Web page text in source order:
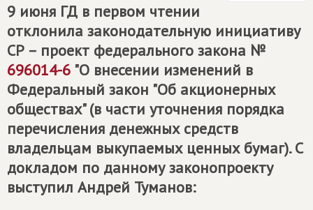
9 июня ГД в первом чтении
отклонила законодательную инициативу
СР – проект федерального закона №
696014-6 "О внесении изменений в
Федеральный закон "Об акционерных
обществах" (в части уточнения порядка
перечисления денежных средств
владельцам выкупаемых ценных бумаг). С
докладом по данному законопроекту
выступил Андрей Туманов: